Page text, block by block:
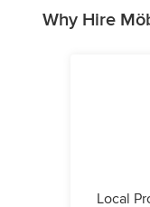
Why Hire
Local